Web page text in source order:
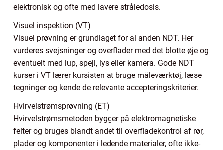
elektronisk og ofte med lavere stråledosis.
Visuel inspektion (VT)
Visuel prøvning er grundlaget for al anden NDT. Her
vurderes svejsninger og overflader med det blotte øje og
eventuelt med lup, spejl, lys eller kamera. Gode NDT
kurser i VT lærer kursisten at bruge måleværktøj, læse
tegninger og kende de relevante accepteringskriterier.
Hvirvelstrømsprøvning (ET)
Hvirvelstrømsmetoden bygger på elektromagnetiske
felter og bruges blandt andet til overfladekontrol af rør,
plader og komponenter i ledende materialer, ofte ikke-